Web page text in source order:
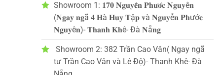
Showroom 1: 𝟏𝟕𝟎 𝐍𝐠𝐮𝐲𝐞̂̃𝐧 𝐏𝐡𝐮̛𝐨̛́𝐜 𝐍𝐠𝐮𝐲ê𝐧
(𝐍𝐠𝐚𝐲 𝐧𝐠ã 𝟒 𝐇à 𝐇𝐮𝐲 𝐓ậ𝐩 𝐯à 𝐍𝐠𝐮𝐲ễ𝐧 𝐏𝐡ướ𝐜
𝐍𝐠𝐮𝐲ê𝐧)- 𝐓𝐡𝐚𝐧𝐡 𝐊𝐡ê- Đà 𝐍ẵ𝐧𝐠
Showroom 2: 382 Trần Cao Vân( Ngay ngã
tư Trần Cao Vân và Lê Độ)- Thanh Khê- Đà